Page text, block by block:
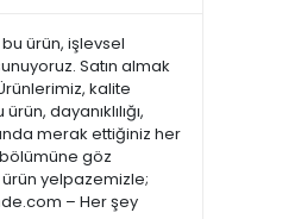
ürün, işlevsel
Satın almak
kalite
dayanıklılığı,
merak ettiğiniz her
göz
ürün yelpazemizle;
– Her şey